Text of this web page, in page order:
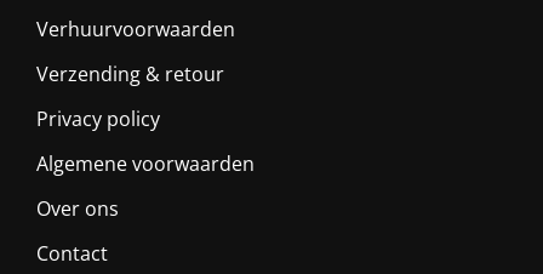
Verhuurvoorwaarden
Verzending & retour
Privacy policy
Algemene voorwaarden
Over ons
Contact